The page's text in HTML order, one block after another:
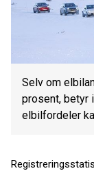
Selv om
prosent, betyr
elbilfordeler